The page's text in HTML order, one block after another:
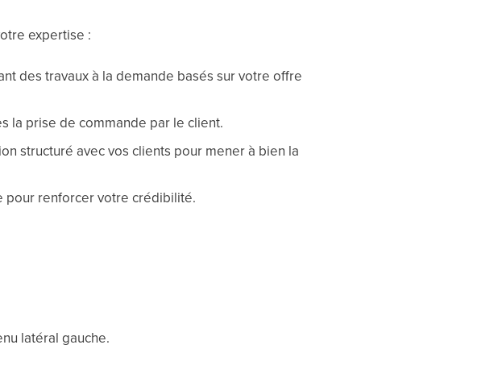
expertise :
des travaux à la demande basés sur votre offre
la prise de commande par le client.
structuré avec vos clients pour mener à bien la
pour renforcer votre crédibilité.
latéral gauche.